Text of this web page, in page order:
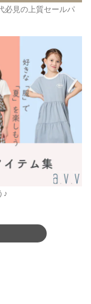
必見の上質セールパ
♪